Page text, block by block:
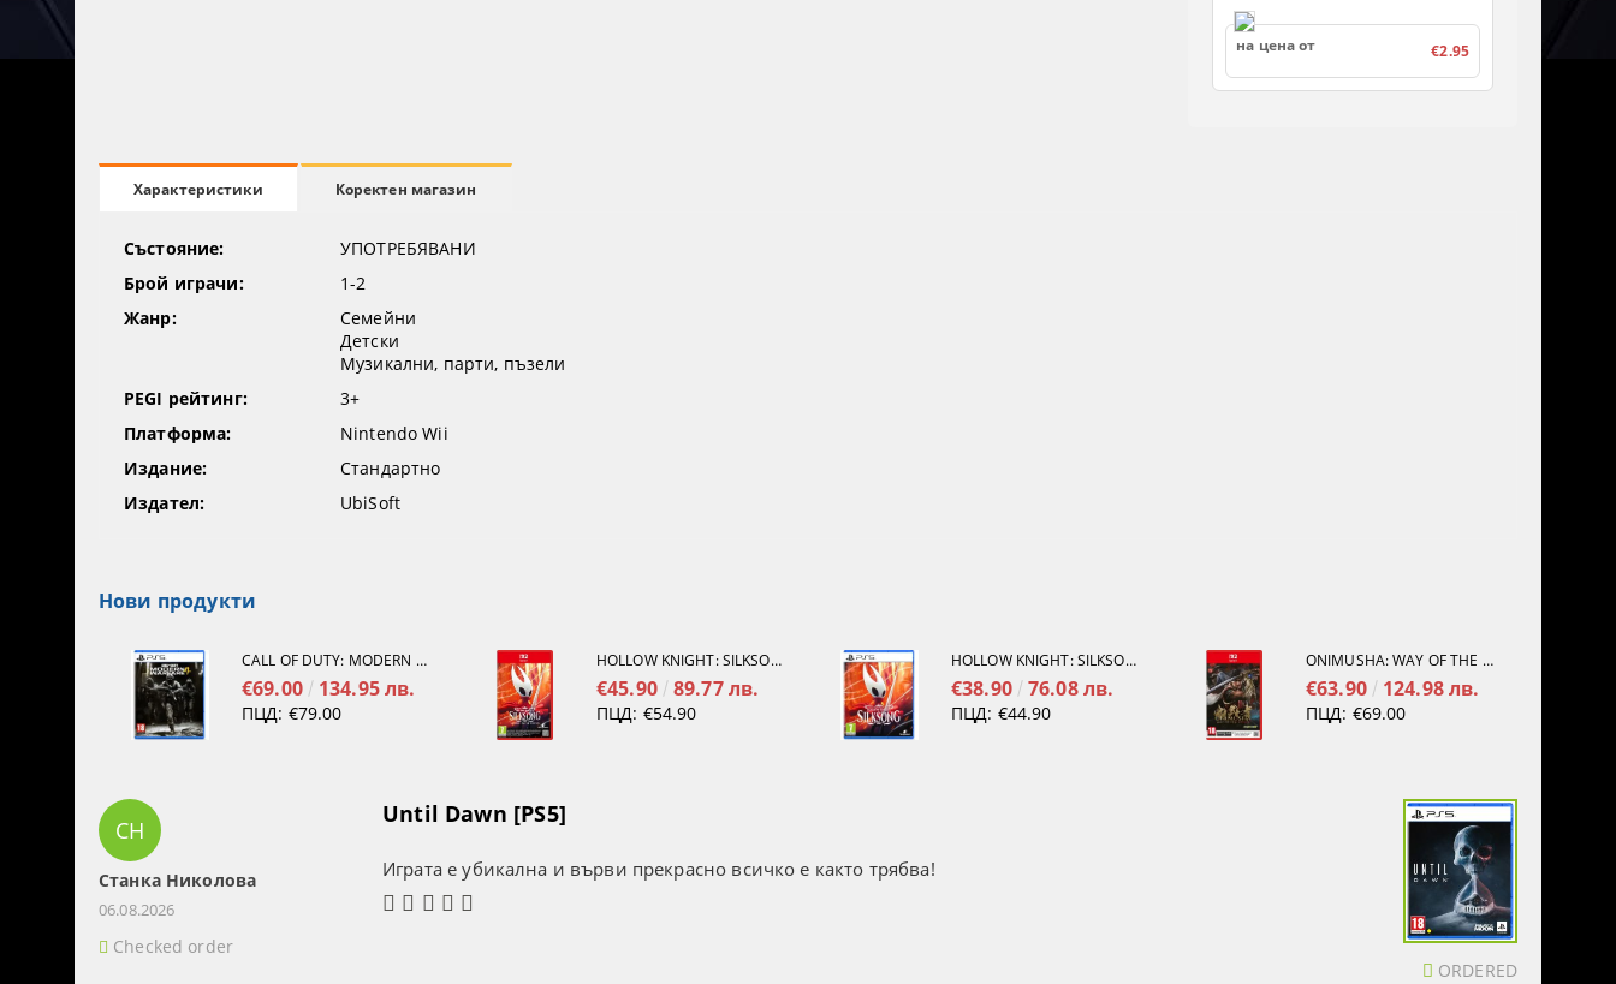
на цена от €2.95
Характеристики Коректен магазин
Състояние:
УПОТРЕБЯВАНИ
Брой играчи:
1-2
Жанр:
Семейни
Детски
Музикални, парти, пъзели
PEGI рейтинг:
3+
Платформа:
Nintendo Wii
Издание:
Стандартно
Издател:
UbiSoft
Нови продукти
CALL OF DUTY: MODERN WARFARE 4[PS5]
€69.00 134.95 лв.
ПЦД: €79.00
HOLLOW KNIGHT: SILKSONG [NINTENDO SWITCH 2]
€45.90 89.77 лв.
ПЦД: €54.90
HOLLOW KNIGHT: SILKSONG [PS5]
€38.90 76.08 лв.
ПЦД: €44.90
ONIMUSHA: WAY OF THE SWORD [NINTENDO SWITCH 2]
€63.90 124.98 лв.
ПЦД: €69.00
СН
Станка Николова
06.08.2026
Checked order
Until Dawn [PS5]
Играта е убикална и върви прекрасно всичко е както трябва!
ORDERED